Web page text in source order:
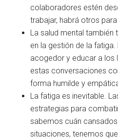
colaboradores estén
trabajar, habrá otros
La salud mental también
en la gestión de la
acogedor y educar a
estas conversaciones
forma humilde y
La fatiga es inevitable.
estrategias para
sabemos cuán
situaciones, tenemos